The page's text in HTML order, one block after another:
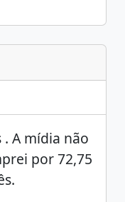
A mídia não
por 72,75